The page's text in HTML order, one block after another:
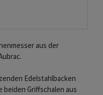
aus der
Edelstahlbacken
beiden Griffschalen aus